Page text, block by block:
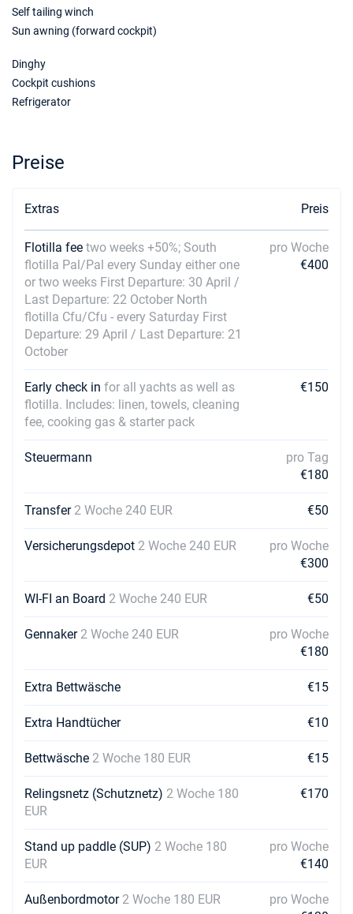
Self tailing winch
Sun awning (forward cockpit)
Dinghy
Cockpit cushions
Refrigerator
Preise
Extras Preis
Flotilla fee two weeks +50%; South
flotilla Pal/Pal every Sunday either one
or two weeks First Departure: 30 April /
Last Departure: 22 October North
flotilla Cfu/Cfu - every Saturday First
Departure: 29 April / Last Departure: 21
October
pro Woche
€400
Early check in for all yachts as well as
flotilla. Includes: linen, towels, cleaning
fee, cooking gas & starter pack
€150
Steuermann
pro Tag
€180
Transfer 2 Woche 240 EUR €50
Versicherungsdepot 2 Woche 240 EUR
pro Woche
€300
WI-FI an Board 2 Woche 240 EUR €50
Gennaker 2 Woche 240 EUR
pro Woche
€180
Extra Bettwäsche €15
Extra Handtücher €10
Bettwäsche 2 Woche 180 EUR €15
Relingsnetz (Schutznetz) 2 Woche 180
EUR
€170
Stand up paddle (SUP) 2 Woche 180
EUR
pro Woche
€140
Außenbordmotor 2 Woche 180 EUR
pro Woche